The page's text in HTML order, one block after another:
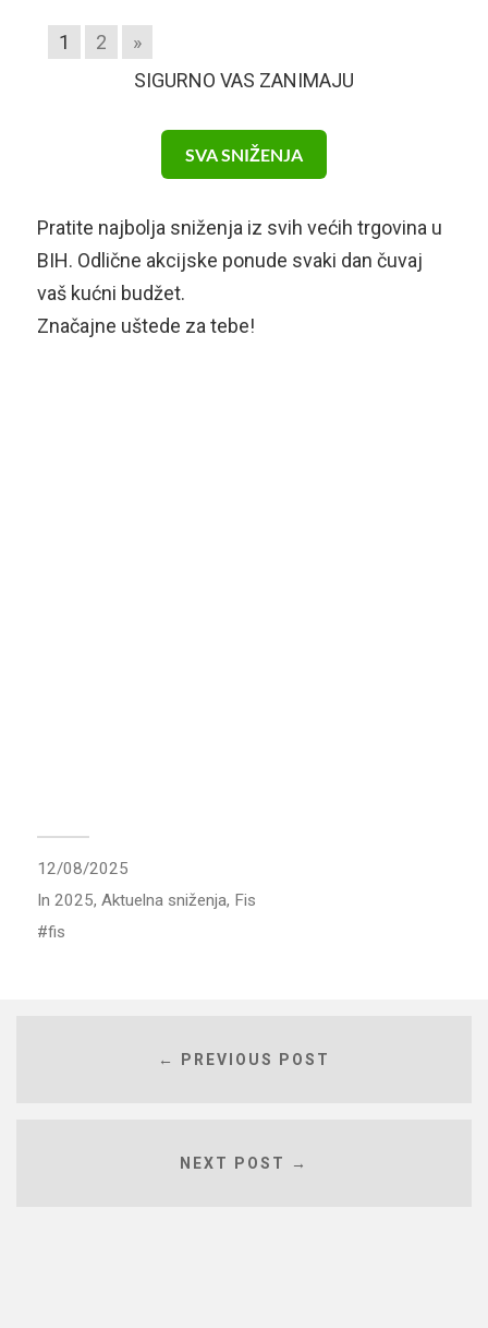
1 2
»
SIGURNO VAS ZANIMAJU
SVA SNIŽENJA
Pratite najbolja sniženja iz svih većih trgovina u
BIH. Odlične akcijske ponude svaki dan čuvaj
vaš kućni budžet.
Značajne uštede za tebe!
12/08/2025
In 2025, Aktuelna sniženja, Fis
fis
← PREVIOUS POST
NEXT POST →